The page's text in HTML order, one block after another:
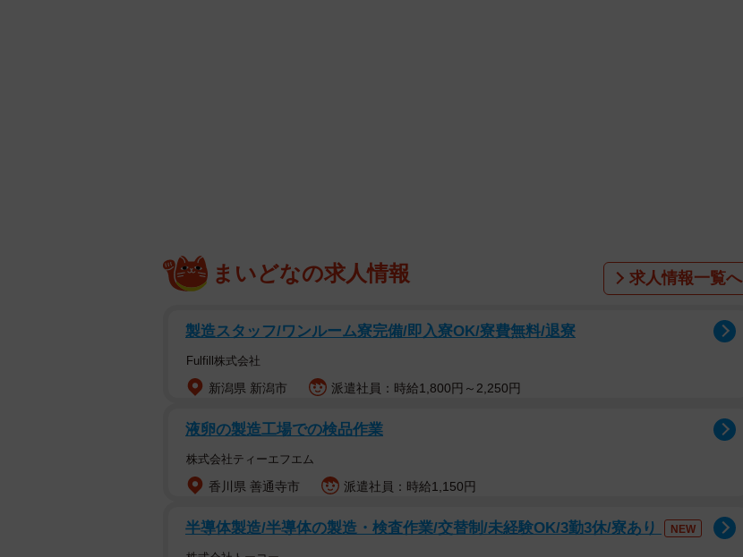
まいどなの求人情報 求人情報一覧へ
製造スタッフ/ワンルーム寮完備/即入寮OK/寮費無料/退寮
Fulfill株式会社
新潟県 新潟市 派遣社員：時給1,800円～2,250円
液卵の製造工場での検品作業
株式会社ティーエフエム
香川県 善通寺市 派遣社員：時給1,150円
半導体製造/半導体の製造・検査作業/交替制/未経験OK/3勤3休/寮あり NEW